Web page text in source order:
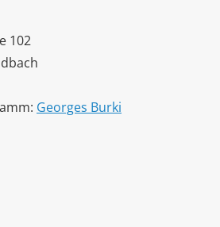
102
Georges Burki